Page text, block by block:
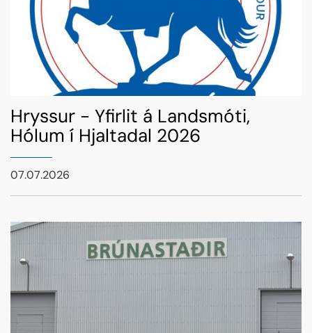
Hryssur - Yfirlit á Landsmóti,
Hólum í Hjaltadal 2026
07.07.2026